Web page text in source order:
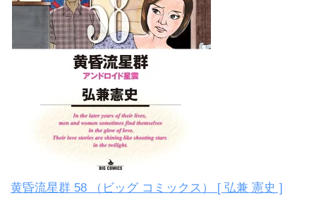
黄昏流星群 58 （ビッグ コミックス） [ 弘兼 憲史 ]